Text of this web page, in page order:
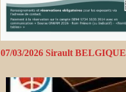
07/03/2026 Sirault BELGIQUE